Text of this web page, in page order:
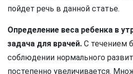
пойдет речь в данной статье.
Определение веса ребенка в
задача для врачей. С течением
соблюдении нормального
постепенно увеличивается.